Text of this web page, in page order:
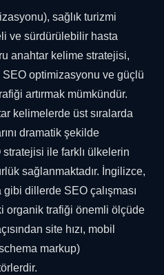
sağlık turizmi
ve sürdürülebilir hasta
anahtar kelime stratejisi,
optimizasyonu ve güçlü
artırmak mümkündür.
kelimelerde üst sıralarda
dramatik şekilde
stratejisi ile farklı ülkelerin
sağlanmaktadır. İngilizce,
dillerde SEO çalışması
organik trafiği önemli ölçüde
site hızı, mobil
markup)